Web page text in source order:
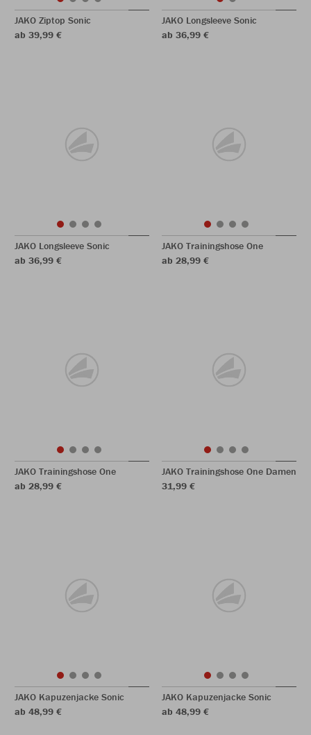
JAKO Ziptop Sonic
ab 39,99 €
JAKO Longsleeve Sonic
ab 36,99 €
JAKO Longsleeve Sonic
ab 36,99 €
JAKO Trainingshose One
ab 28,99 €
JAKO Trainingshose One
ab 28,99 €
JAKO Trainingshose One Damen
31,99 €
JAKO Kapuzenjacke Sonic
ab 48,99 €
JAKO Kapuzenjacke Sonic
ab 48,99 €